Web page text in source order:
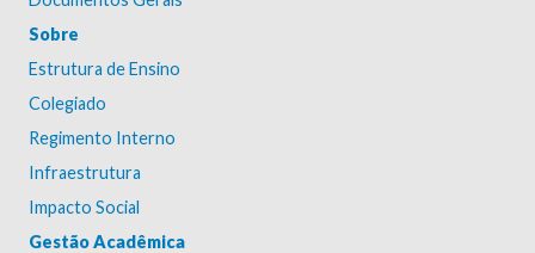
Sobre
Estrutura de Ensino
Colegiado
Regimento Interno
Infraestrutura
Impacto Social
Gestão Acadêmica